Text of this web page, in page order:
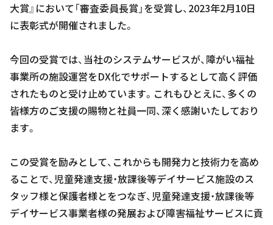
大賞』において「審査委員長賞」を受賞し、2023年2月10日
に表彰式が開催されました。
今回の受賞では、当社のシステムサービスが、障がい福祉
事業所の施設運営をDX化でサポートするとして高く評価
されたものと受け止めています。これもひとえに、多くの
皆様方のご支援の賜物と社員一同、深く感謝いたしており
ます。
この受賞を励みとして、これからも開発力と技術力を高め
ることで、児童発達支援・放課後等デイサービス施設のス
タッフ様と保護者様とをつなぎ、児童発達支援・放課後等
デイサービス事業者様の発展および障害福祉サービスに貢